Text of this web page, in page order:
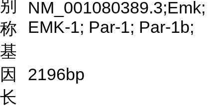
别
称
NM_001080389.3;Emk;
EMK-1; Par-1; Par-1b;
基
因
长
2196bp